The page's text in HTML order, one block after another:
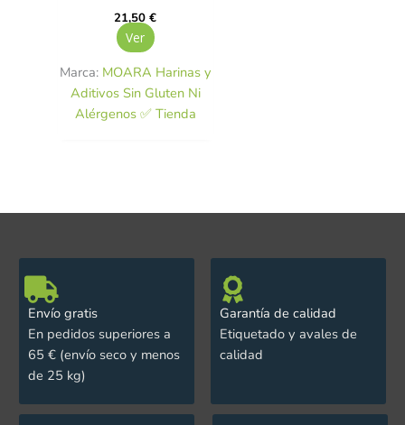
21,50€
Ver
Marca: MOARA Harinas y
Aditivos Sin Gluten Ni
Alérgenos ✅ Tienda
Envío gratis
En pedidos superiores a
65 € (envío seco y menos
de 25 kg)
Garantía de calidad
Etiquetado y avales de
calidad